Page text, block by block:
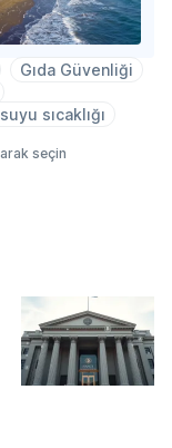
Gıda Güvenliği
sıcaklığı
seçin